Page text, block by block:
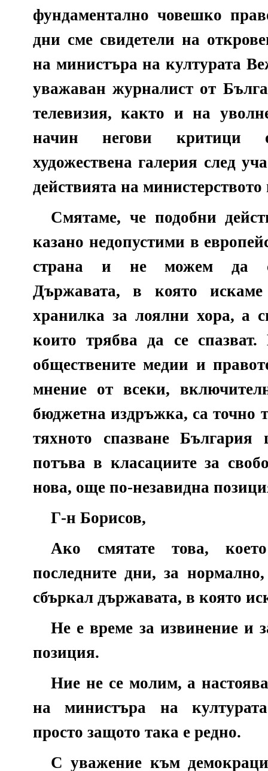
фундаментално човешко
дни сме свидетели на
на министъра на културата
уважаван журналист от
телевизия, както и на
начин негови критици
художествена галерия след
действията на министерството
Смятаме, че подобни
казано недопустими в
страна и не можем да
Държавата, в която
хранилка за лоялни хора, а
които трябва да се спазват.
обществените медии и
мнение от всеки,
бюджетна издръжка, са точно
тяхното спазване
потъва в класациите за
нова, още по-незавидна
Г-н Борисов,
Ако смятате това,
последните дни, за
сбъркал държавата, в която
Не е време за извинение и
позиция.
Ние не се молим, а
на министъра на
просто защото така е редно.
С уважение към